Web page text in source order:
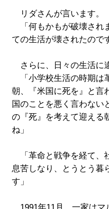
リダさんが言います。
「何もかもが破壊され
ての生活が壊されたので
さらに、日々の生活に
「小学校生活の時期は
朝、『米国に死を』と言
国のことを悪く言わない
の『死』を考えて迎える
ね」
「革命と戦争を経て、
息苦しなり、とうとう暮
す」